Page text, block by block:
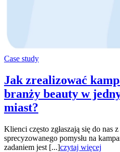
Case study
Jak zrealizować
branży beauty w
miast?
Klienci często zgłaszają się do nas
sprecyzowanego pomysłu na
zadaniem jest [...]czytaj więcej